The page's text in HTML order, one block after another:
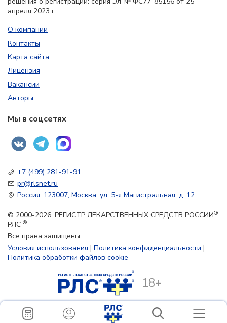
апреля 2023 г.
О компании
Контакты
Карта сайта
Лицензия
Вакансии
Авторы
Мы в соцсетях
+7 (499) 281-91-91
pr@rlsnet.ru
Россия, 123007, Москва, ул. 5-я Магистральная, д. 12
© 2000-2026. РЕГИСТР ЛЕКАРСТВЕННЫХ СРЕДСТВ РОССИИ®
РЛС ®
Все права защищены
Условия использования | Политика конфиденциальности |
Политика обработки файлов cookie
18+